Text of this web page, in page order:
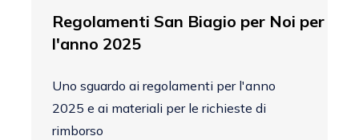
Regolamenti San Biagio per Noi per
l'anno 2025
Uno sguardo ai regolamenti per l'anno
2025 e ai materiali per le richieste di
rimborso